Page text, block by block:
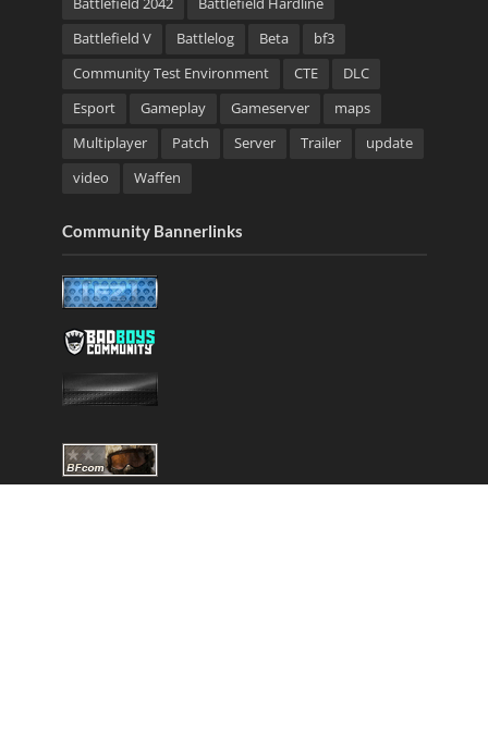
Battlefield 2042
Battlefield Hardline
Battlefield V
Battlelog Beta
bf3
Community Test Environment
CTE
DLC
Esport
Gameplay Gameserver
maps
Multiplayer
Patch Server Trailer
update
video
Waffen
Community Bannerlinks